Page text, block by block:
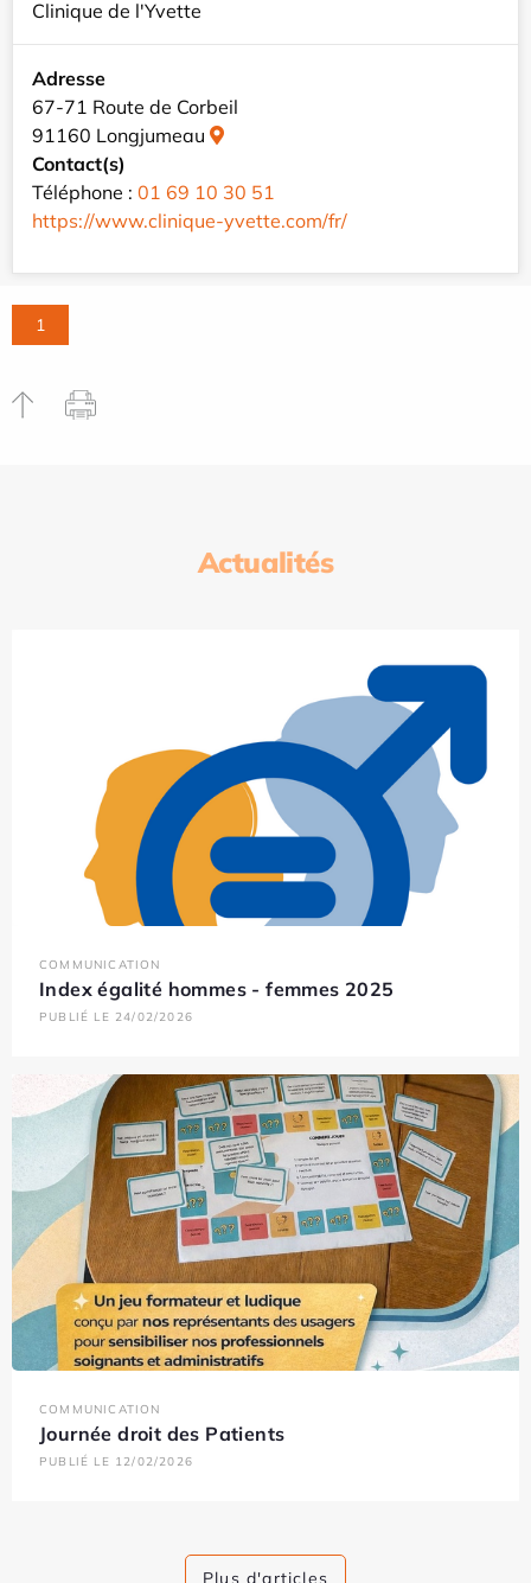
Clinique de l'Yvette
Adresse
67-71 Route de Corbeil
91160 Longjumeau
Contact(s)
Téléphone : 01 69 10 30 51
https://www.clinique-yvette.com/fr/
1
Actualités
COMMUNICATION
Index égalité hommes - femmes 2025
PUBLIÉ LE 24/02/2026
COMMUNICATION
Journée droit des Patients
PUBLIÉ LE 12/02/2026
Plus d'articles